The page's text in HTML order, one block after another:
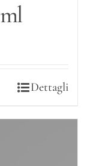
Dettagli